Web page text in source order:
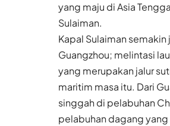
yang maju di Asia
Sulaiman.
Kapal Sulaiman
Guangzhou; melintasi
yang merupakan jalur
maritim masa itu. Dari
singgah di pelabuhan
pelabuhan dagang